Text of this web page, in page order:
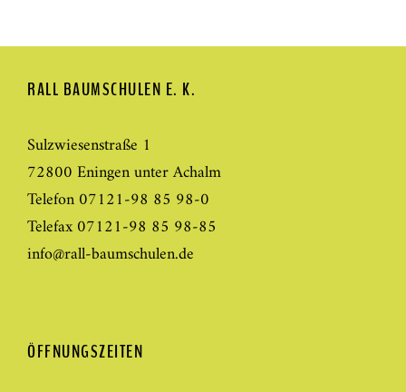
RALL BAUMSCHULEN E. K.
Sulzwiesenstraße 1
72800 Eningen unter Achalm
Telefon 07121-98 85 98-0
Telefax 07121-98 85 98-85
info@rall-baumschulen.de
ÖFFNUNGSZEITEN